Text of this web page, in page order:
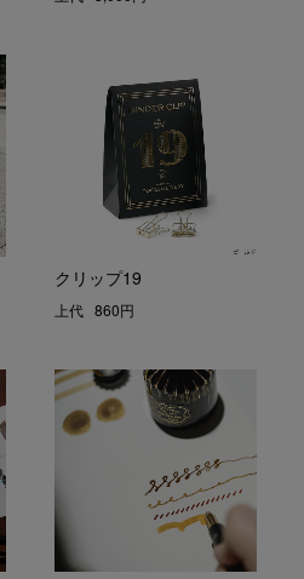
クリップ19
上代 860円